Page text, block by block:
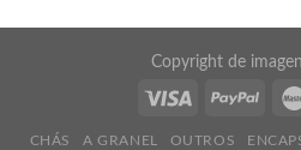
Copyright de
CHÁS A GRANEL OUTROS